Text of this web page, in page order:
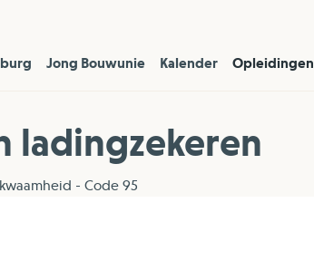
Jong Bouwunie Kalender Opleidingen
ladingzekeren
- Code 95